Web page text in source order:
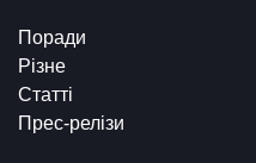
Поради
Різне
Статті
Прес-релізи